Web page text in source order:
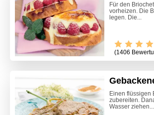
Für den
vorheizen. Die
legen. Die...
(1406
Einen flüssigen
zubereiten.
Wasser ziehen...